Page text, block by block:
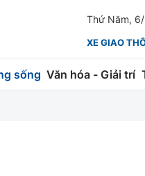
Thứ Năm,
XE GIAO
sống Văn hóa - Giải trí